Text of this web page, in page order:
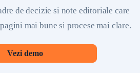
de decizie si note editoriale care
mai bune si procese mai clare.
Vezi demo